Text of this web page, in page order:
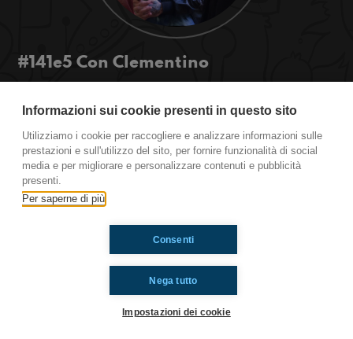
#141e5 Con Clementino
qui, quella completa dovete trovarvela..
#OkkinSu www.radioimmaginaria.it
Ti è piaciuto? Condividilo!
Informazioni sui cookie presenti in questo sito
Utilizziamo i cookie per raccogliere e analizzare informazioni sulle
prestazioni e sull'utilizzo del sito, per fornire funzionalità di social
media e per migliorare e personalizzare contenuti e pubblicità
presenti.
Per saperne di più
Nega tutto
Consenti
Impostazioni dei cookie